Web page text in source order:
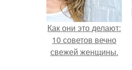
Как они это делают:
10 советов вечно
свежей женщины.